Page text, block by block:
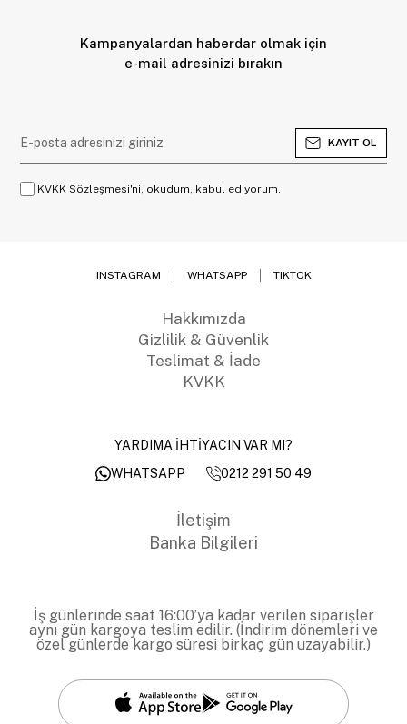
Kampanyalardan haberdar olmak için
e-mail adresinizi bırakın
KAYIT OL
KVKK Sözleşmesi'ni, okudum, kabul ediyorum.
INSTAGRAM WHATSAPP TIKTOK
Hakkımızda
Gizlilik & Güvenlik
Teslimat & İade
KVKK
YARDIMA İHTİYACIN VAR MI?
WHATSAPP
0212 291 50 49
İletişim
Banka Bilgileri
İş günlerinde saat 16:00’ya kadar verilen siparişler
aynı gün kargoya teslim edilir. (İndirim dönemleri ve
özel günlerde kargo süresi birkaç gün uzayabilir.)